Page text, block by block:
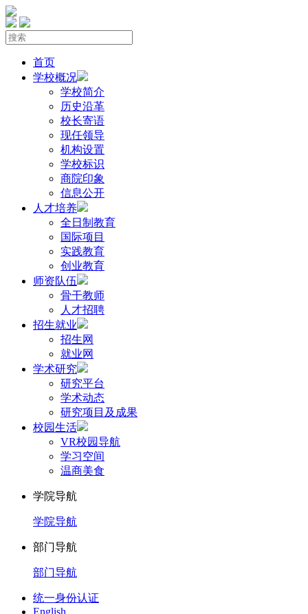
首页
学校概况
学校简介
历史沿革
校长寄语
现任领导
机构设置
学校标识
商院印象
信息公开
人才培养
全日制教育
国际项目
实践教育
创业教育
师资队伍
骨干教师
人才招聘
招生就业
招生网
就业网
学术研究
研究平台
学术动态
研究项目及成果
校园生活
VR校园导航
学习空间
温商美食
学院导航
学院导航
部门导航
部门导航
统一身份认证
English